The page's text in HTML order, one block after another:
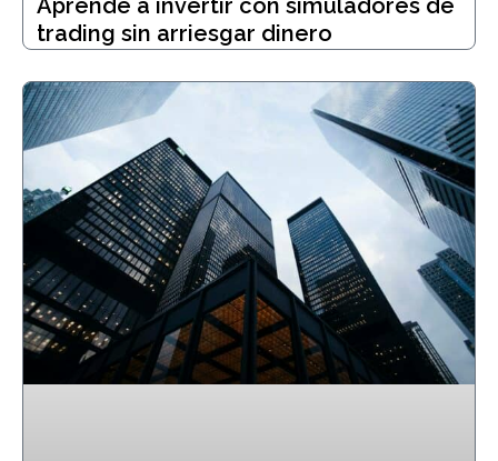
Aprende a invertir con simuladores de
trading sin arriesgar dinero